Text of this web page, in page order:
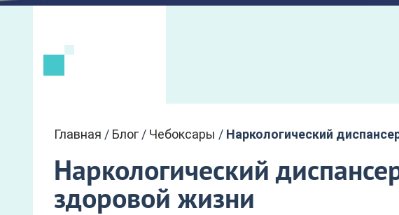
Главная / Блог / Чебоксары / Наркологический
Наркологический
здоровой жизни